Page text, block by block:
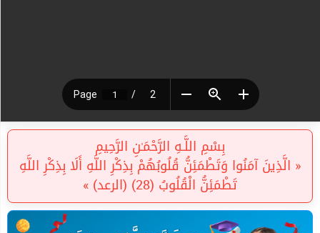
بِسْمِ اللَّـهِ الرَّحْمَـٰنِ الرَّحِيمِ
« الَّذِينَ آمَنُوا وَتَطْمَئِنُّ قُلُوبُهُمْ بِذِكْرِ اللَّهِ أَلَا بِذِكْرِ اللَّهِ
تَطْمَئِنُّ الْقُلُوبُ (28) (الرعد) »